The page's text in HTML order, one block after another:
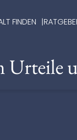
FINDEN
Urteile